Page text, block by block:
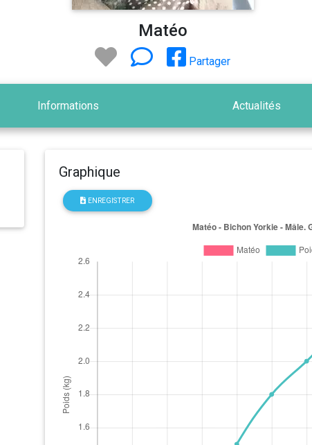
Matéo
Partager
Informations Actualités
Graphique
ENREGISTRER